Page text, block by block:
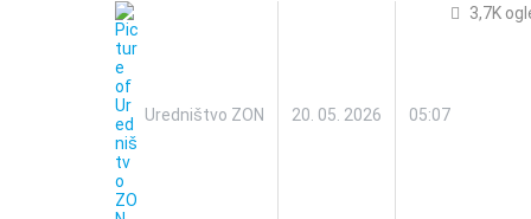
Uredništvo ZON 20. 05. 2026 05:07
3,7K